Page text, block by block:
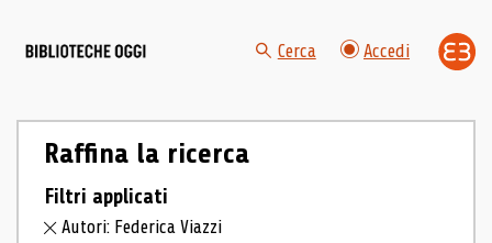
Cerca Accedi
Raffina la ricerca
Filtri applicati
Autori: Federica Viazzi